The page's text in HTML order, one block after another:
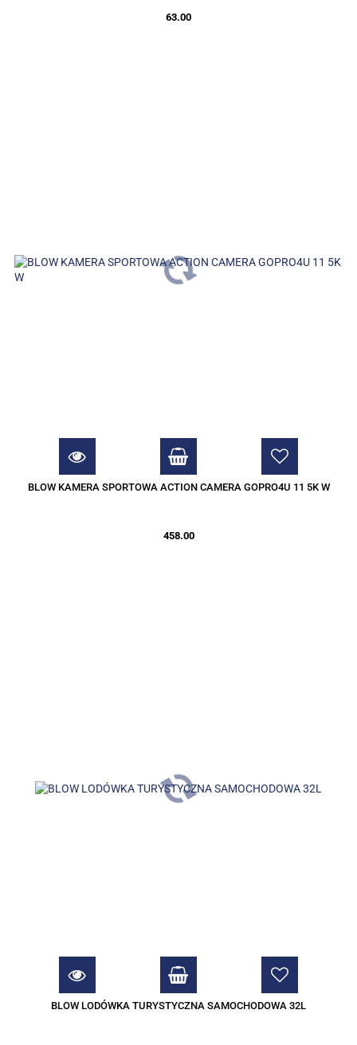
63.00
BLOW KAMERA SPORTOWA ACTION CAMERA GOPRO4U 11 5K W
458.00
BLOW LODÓWKA TURYSTYCZNA SAMOCHODOWA 32L